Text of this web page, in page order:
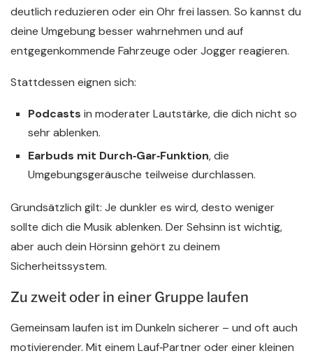
deutlich reduzieren oder ein Ohr frei lassen. So kannst du
deine Umgebung besser wahrnehmen und auf
entgegenkommende Fahrzeuge oder Jogger reagieren.
Stattdessen eignen sich:
Podcasts in moderater Lautstärke, die dich nicht so
sehr ablenken.
Earbuds mit Durch‑Gar‑Funktion, die
Umgebungsgeräusche teilweise durchlassen.
Grundsätzlich gilt: Je dunkler es wird, desto weniger
sollte dich die Musik ablenken. Der Sehsinn ist wichtig,
aber auch dein Hörsinn gehört zu deinem
Sicherheitssystem.
Zu zweit oder in einer Gruppe laufen
Gemeinsam laufen ist im Dunkeln sicherer – und oft auch
motivierender. Mit einem Lauf‑Partner oder einer kleinen